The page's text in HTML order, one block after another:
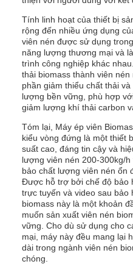
Tính linh hoạt của thiết bị
rộng đến nhiều ứng dụng
viên nén được sử dụng
năng lượng thương mại và
trình công nghiệp khác
thải biomass thành viên
phần giảm thiểu chất thải
lượng bền vững, phù hợp
giảm lượng khí thải carbon
Tóm lại, Máy ép viên
kiểu vòng đứng là một thiết
suất cao, đáng tin cậy và
lượng viên nén 200-300kg/
bảo chất lượng viên nén ổn
Được hỗ trợ bởi chế độ bảo
trực tuyến và video sau bảo
biomass này là một khoản
muốn sản xuất viên nén
vững. Cho dù sử dụng cho
mại, máy này đều mang lại
dài trong ngành viên nén
chóng.